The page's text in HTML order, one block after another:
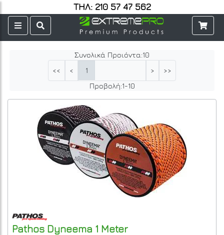
ΤΗΛ: 210 57 47 562
Συνολικά Προιόντα:10
<<
< 1 >
>>
Προβολή:1-10
Pathos Dyneema 1 Meter